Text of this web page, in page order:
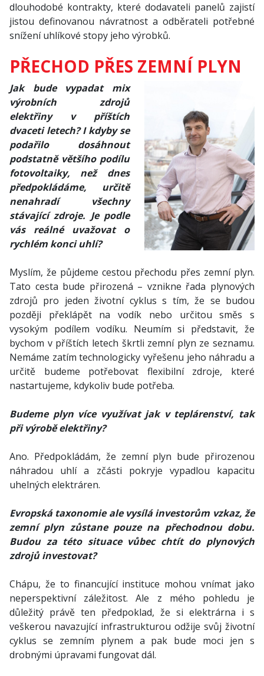
dlouhodobé kontrakty, které dodavateli panelů zajistí
jistou definovanou návratnost a odběrateli potřebné
snížení uhlíkové stopy jeho výrobků.
PŘECHOD PŘES ZEMNÍ PLYN
Jak bude vypadat mix
výrobních zdrojů
elektřiny v příštích
dvaceti letech? I kdyby se
podařilo dosáhnout
podstatně většího podílu
fotovoltaiky, než dnes
předpokládáme, určitě
nenahradí všechny
stávající zdroje. Je podle
vás reálné uvažovat o
rychlém konci uhlí?
Myslím, že půjdeme cestou přechodu přes zemní plyn.
Tato cesta bude přirozená – vznikne řada plynových
zdrojů pro jeden životní cyklus s tím, že se budou
později překlápět na vodík nebo určitou směs s
vysokým podílem vodíku. Neumím si představit, že
bychom v příštích letech škrtli zemní plyn ze seznamu.
Nemáme zatím technologicky vyřešenu jeho náhradu a
určitě budeme potřebovat flexibilní zdroje, které
nastartujeme, kdykoliv bude potřeba.
Budeme plyn více využívat jak v teplárenství, tak
při výrobě elektřiny?
Ano. Předpokládám, že zemní plyn bude přirozenou
náhradou uhlí a zčásti pokryje vypadlou kapacitu
uhelných elektráren.
Evropská taxonomie ale vysílá investorům vzkaz, že
zemní plyn zůstane pouze na přechodnou dobu.
Budou za této situace vůbec chtít do plynových
zdrojů investovat?
Chápu, že to financující instituce mohou vnímat jako
neperspektivní záležitost. Ale z mého pohledu je
důležitý právě ten předpoklad, že si elektrárna i s
veškerou navazující infrastrukturou odžije svůj životní
cyklus se zemním plynem a pak bude moci jen s
drobnými úpravami fungovat dál.